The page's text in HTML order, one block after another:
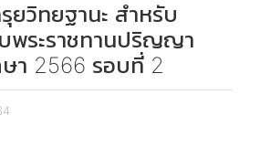
ยวิทยฐานะ สำหรับ
พระราชทานปริญญา
า 2566 รอบที่ 2